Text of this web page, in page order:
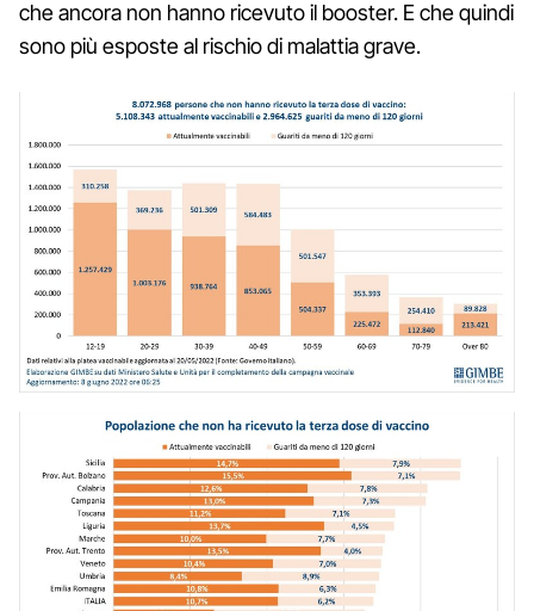
che ancora non hanno ricevuto il booster. E che quindi
sono più esposte al rischio di malattia grave.